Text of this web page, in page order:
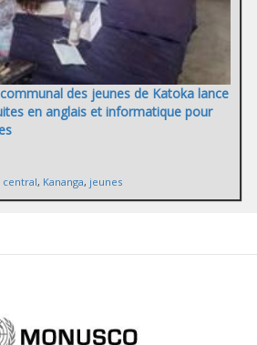
des jeunes de Katoka lance
en anglais et informatique pour
central, Kananga, jeunes